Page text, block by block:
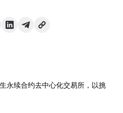
永续合约去中心化交易所，以挑